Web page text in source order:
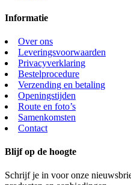
Informatie
Over ons
Leveringsvoorwaarden
Privacyverklaring
Bestelprocedure
Verzending en betaling
Openingstijden
Route en foto’s
Samenkomsten
Contact
Blijf op de hoogte
Schrijf je in voor onze